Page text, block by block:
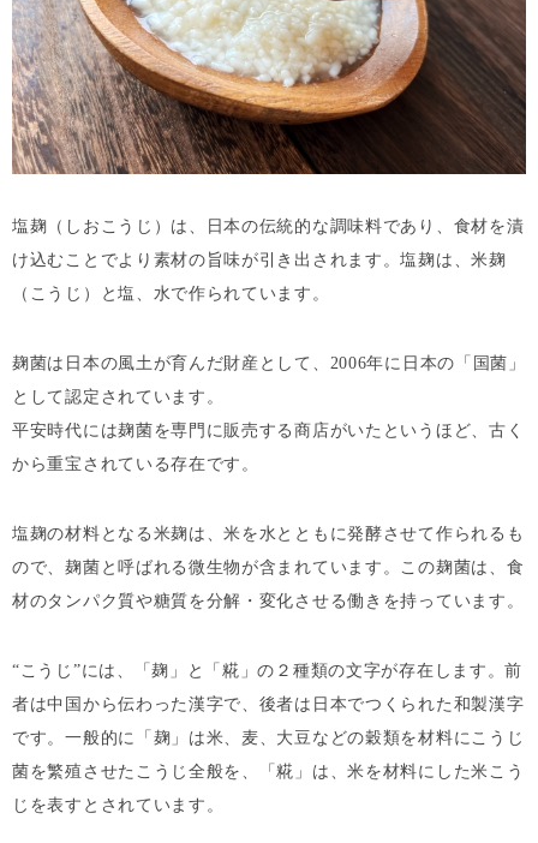
塩麹（しおこうじ）は、日本の伝統的な調味料であり、食材を漬
け込むことでより素材の旨味が引き出されます。塩麹は、米麹
（こうじ）と塩、水で作られています。
麹菌は日本の風土が育んだ財産として、2006年に日本の「国菌」
として認定されています。
平安時代には麹菌を専門に販売する商店がいたというほど、古く
から重宝されている存在です。
塩麹の材料となる米麹は、米を水とともに発酵させて作られるも
ので、麹菌と呼ばれる微生物が含まれています。この麹菌は、食
材のタンパク質や糖質を分解・変化させる働きを持っています。
“こうじ”には、「麹」と「糀」の２種類の文字が存在します。前
者は中国から伝わった漢字で、後者は日本でつくられた和製漢字
です。一般的に「麹」は米、麦、大豆などの穀類を材料にこうじ
菌を繁殖させたこうじ全般を、「糀」は、米を材料にした米こう
じを表すとされています。